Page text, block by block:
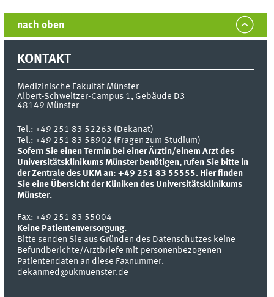
nach oben
KONTAKT
Medizinische Fakultät Münster
Albert-Schweitzer-Campus 1, Gebäude D3
48149 Münster
Tel.:+49 251 83 52263 (Dekanat)
Tel.: +49 251 83 58902 (Fragen zum Studium)
Sofern Sie einen Termin bei einer Ärztin/einem Arzt des
Universitätsklinikums Münster benötigen, rufen Sie bitte in
der Zentrale des UKM an: +49 251 83 55555. Hier finden
Sie eine Übersicht der Kliniken des Universitätsklinikums
Münster.
Fax:+49 251 83 55004
Keine Patientenversorgung.
Bitte senden Sie aus Gründen des Datenschutzes keine
Befundberichte/Arztbriefe mit personenbezogenen
Patientendaten an diese Faxnummer.
dekanmed@ukmuenster.de